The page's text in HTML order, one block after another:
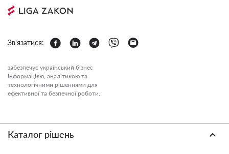
Зв'язатися:
забезпечує український бізнес
інформацією, аналітикою та
технологічними рішеннями для
ефективної та безпечної роботи.
Каталог рішень